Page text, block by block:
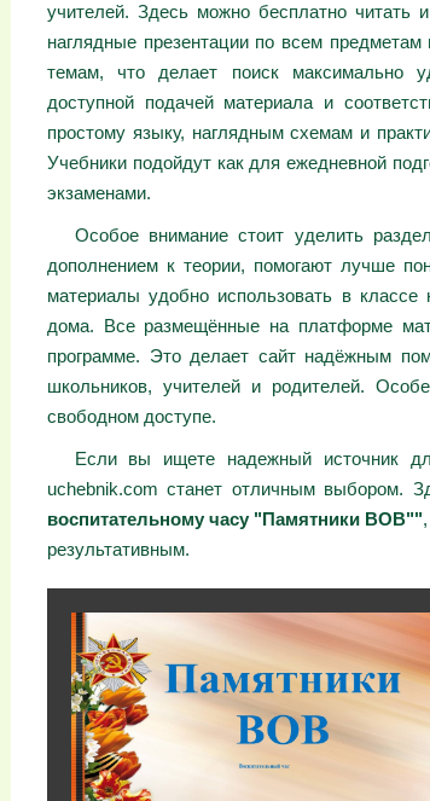
учителей. Здесь можно бесплатно читать
наглядные презентации по всем
темам, что делает поиск максимально
доступной подачей материала и
простому языку, наглядным схемам и
Учебники подойдут как для ежедневной
экзаменами.
Особое внимание стоит уделить
дополнением к теории, помогают лучше
материалы удобно использовать в классе
дома. Все размещённые на платформе
программе. Это делает сайт надёжным
школьников, учителей и родителей.
свободном доступе.
Если вы ищете надежный источник
uchebnik.com станет отличным выбором.
воспитательному часу "Памятники ВОВ""
результативным.